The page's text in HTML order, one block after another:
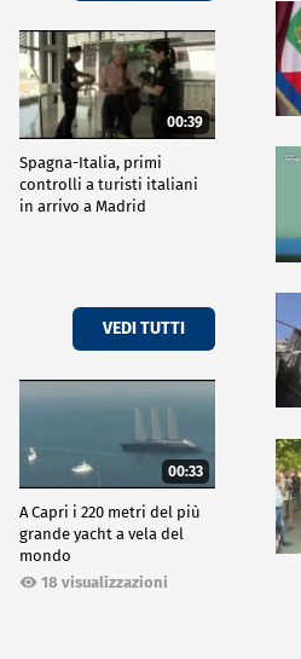
00:39
Spagna-Italia, primi
controlli a turisti italiani
in arrivo a Madrid
VEDI TUTTI
00:33
A Capri i 220 metri del più
grande yacht a vela del
mondo
18 visualizzazioni